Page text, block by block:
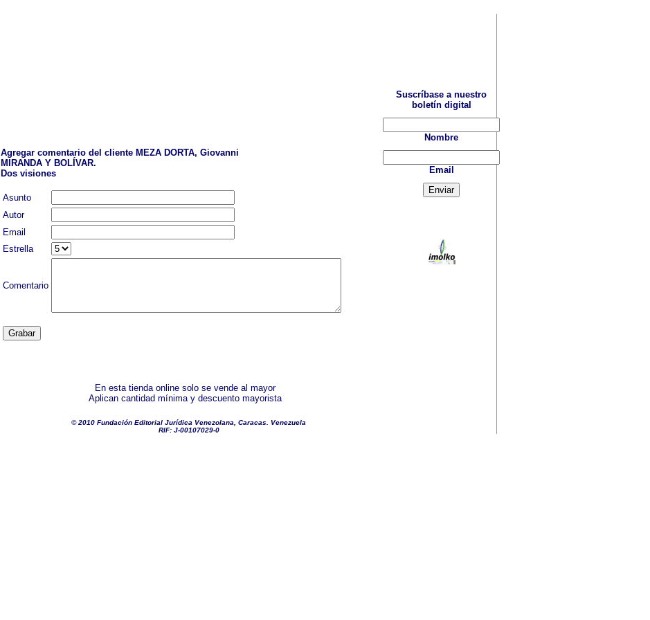
Agregar comentario del cliente MEZA DORTA, Giovanni
MIRANDA Y BOLÍVAR.
Dos visiones
Asunto
Autor
Email
Estrella
Comentario
En esta tienda online solo se vende al mayor
Aplican cantidad mínima y descuento mayorista
© 2010 Fundación Editorial Jurídica Venezolana, Caracas. Venezuela
RIF: J-00107029-0
Suscríbase a nuestro
boletín digital
Nombre
Email